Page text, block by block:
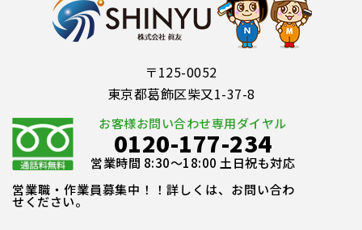
〒125-0052
東京都葛飾区柴又1-37-8
お客様お問い合わせ専用ダイヤル
0120-177-234
営業時間 8:30～18:00 土日祝も対応
営業職・作業員募集中！！詳しくは、お問い合わ
せください。